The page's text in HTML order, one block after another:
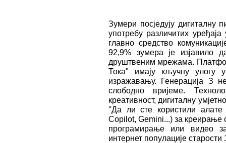
Зумери посједују дигиталну
употребу различитих
главно средство
92,9% зумера је изјавило
друштвеним мрежама.
Тока" имају кључну улогу
изражавању. Генерација З
слободно вријеме.
креативност, дигиталну
''Да ли сте користили алате
Copilot, Gemini...) за креирање
програмирање или видео
интернет популације